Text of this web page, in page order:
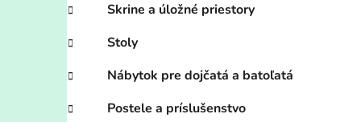
Skrine a úložné priestory
Stoly
Nábytok pre dojčatá a batoľatá
Postele a príslušenstvo